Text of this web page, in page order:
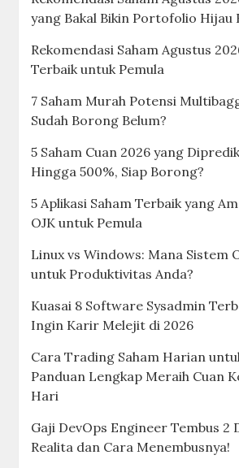
yang Bakal Bikin Portofolio Hijau
Rekomendasi Saham Agustus
Terbaik untuk Pemula
7 Saham Murah Potensi
Sudah Borong Belum?
5 Saham Cuan 2026 yang
Hingga 500%, Siap Borong?
5 Aplikasi Saham Terbaik yang
OJK untuk Pemula
Linux vs Windows: Mana Sistem
untuk Produktivitas Anda?
Kuasai 8 Software Sysadmin
Ingin Karir Melejit di 2026
Cara Trading Saham Harian
Panduan Lengkap Meraih Cuan
Hari
Gaji DevOps Engineer Tembus 2
Realita dan Cara Menembusnya!